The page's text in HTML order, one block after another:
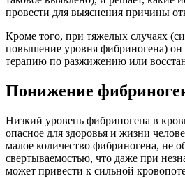
провести для выяснения причины
Кроме того, при тяжелых случаях
повышение уровня фибриногена) он
терапию по разжижению или
Понижение
Низкий уровень фибриногена в
опасное для здоровья и жизни
малое количество фибриногена, не
свертываемостью, что даже при
может привести к сильной